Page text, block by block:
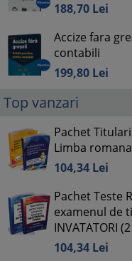
188,70 Lei
Accize fara
contabili
199,80 Lei
Top vanzari
Pachet
Limba
104,34 Lei
Pachet Teste
examenul de
INVATATORI
104,34 Lei